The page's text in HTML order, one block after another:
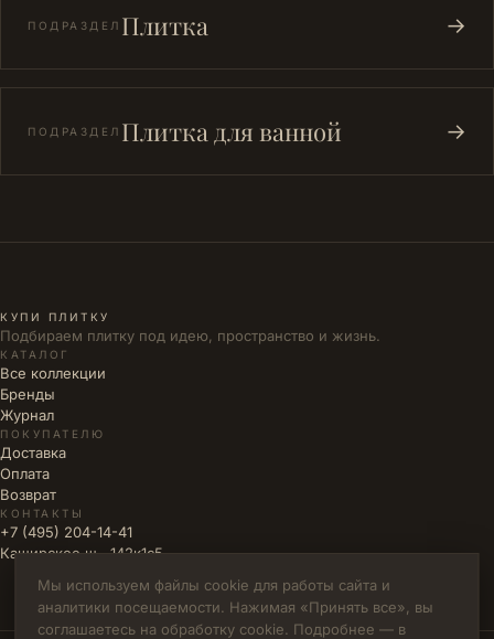
ПОДРАЗДЕЛ Плитка →
ПОДРАЗДЕЛ Плитка для ванной →
КУПИ ПЛИТКУ
Подбираем плитку под идею, пространство и жизнь.
КАТАЛОГ
Все коллекции
Бренды
Журнал
ПОКУПАТЕЛЮ
Доставка
Оплата
Возврат
КОНТАКТЫ
+7 (495) 204-14-41
Каширское ш., 142к1с5
Мы используем файлы cookie для работы сайта и
аналитики посещаемости. Нажимая «Принять все», вы
соглашаетесь на обработку cookie. Подробнее — в